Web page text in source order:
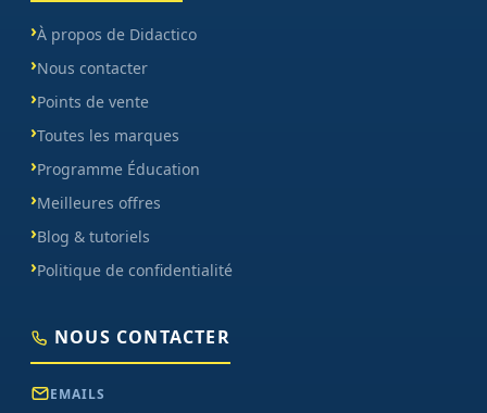
À propos de Didactico
Nous contacter
Points de vente
Toutes les marques
Programme Éducation
Meilleures offres
Blog & tutoriels
Politique de confidentialité
NOUS CONTACTER
EMAILS